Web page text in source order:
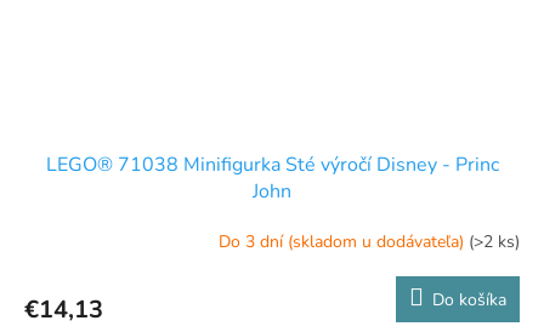
LEGO® 71038 Minifigurka Sté výročí Disney - Princ
John
Do 3 dní (skladom u dodávateľa) (>2 ks)
€14,13 Do košíka